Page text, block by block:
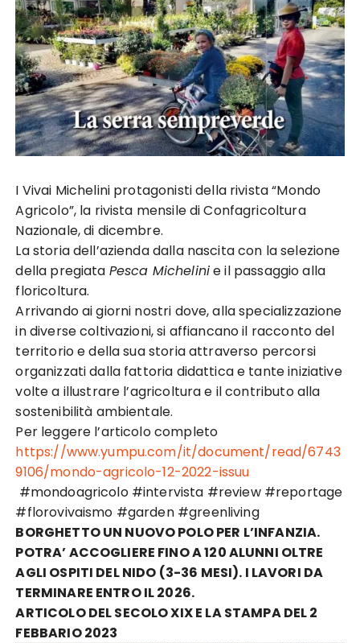
I Vivai Michelini protagonisti della rivista “Mondo
Agricolo”, la rivista mensile di Confagricoltura
Nazionale, di dicembre. ⁣⁣
La storia dell’azienda dalla nascita con la selezione
della pregiata Pesca Michelinie il passaggio alla
floricoltura.⁣
Arrivando ai giorni nostri dove, alla specializzazione
in diverse coltivazioni, si affiancano il racconto del
territorio e della sua storia attraverso percorsi
organizzati dalla fattoria didattica e tante iniziative
volte a illustrare l’agricoltura e il contributo alla
sostenibilità ambientale.⁣
Per leggere l’articolo completo
https://www.yumpu.com/it/document/read/6743
9106/mondo-agricolo-12-2022-issuu
#mondoagricolo #intervista #review #reportage
#florovivaismo #garden #greenliving
BORGHETTO UN NUOVO POLO PER L’INFANZIA.
POTRA’ ACCOGLIERE FINO A 120 ALUNNI OLTRE
AGLI OSPITI DEL NIDO (3-36 MESI). I LAVORI DA
TERMINARE ENTRO IL 2026.
ARTICOLO DEL SECOLO XIX E LA STAMPA DEL 2
FEBBARIO 2023